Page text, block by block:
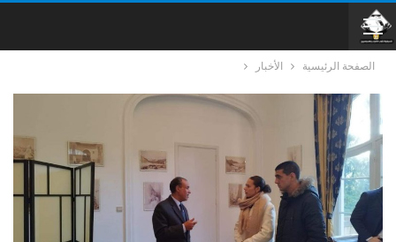
الصفحة الرئيسية الأخبار